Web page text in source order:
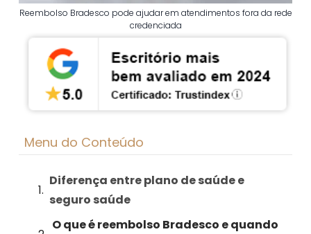
Reembolso Bradesco pode ajudar em atendimentos fora da rede
credenciada
Menu do Conteúdo
Diferença entre plano de saúde e
seguro saúde
O que é reembolso Bradesco e quando